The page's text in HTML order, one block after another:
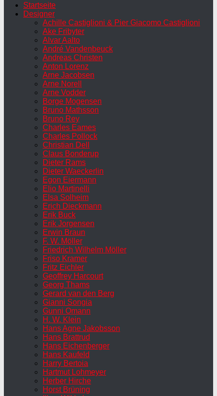
Startseite
Designer
Achille Castiglioni & Pier Giacomo Castiglioni
Ake Fribyter
Alvar Aalto
André Vandenbeuck
Andreas Christen
Anton Lorenz
Arne Jacobsen
Arne Norell
Arne Vodder
Borge Mogensen
Bruno Mathsson
Bruno Rey
Charles Eames
Charles Pollock
Christian Dell
Claus Bonderup
Dieter Rams
Dieter Waeckerlin
Egon Eiermann
Elio Martinelli
Elsa Solheim
Erich Dieckmann
Erik Buck
Erik Jorgensen
Erwin Braun
F. W. Möller
Friedrich Wilhelm Möller
Friso Kramer
Fritz Eichler
Geoffrey Harcourt
Georg Thams
Gerard van den Berg
Gianni Songia
Gunni Omann
H. W. Klein
Hans Agne Jakobsson
Hans Brattrud
Hans Eichenberger
Hans Kaufeld
Harry Bertoia
Hartmut Lohmeyer
Herber Hirche
Horst Brüning